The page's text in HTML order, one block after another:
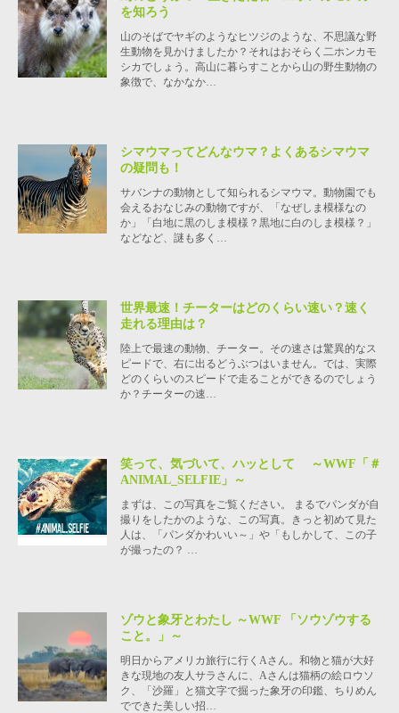
を知ろう
山のそばでヤギのようなヒツジのような、不思議な野
生動物を見かけましたか？それはおそらく二ホンカモ
シカでしょう。高山に暮らすことから山の野生動物の
象徴で、なかなか…
シマウマってどんなウマ？よくあるシマウマ
の疑問も！
サバンナの動物として知られるシマウマ。動物園でも
会えるおなじみの動物ですが、「なぜしま模様なの
か」「白地に黒のしま模様？黒地に白のしま模様？」
などなど、謎も多く…
世界最速！チーターはどのくらい速い？速く
走れる理由は？
陸上で最速の動物、チーター。その速さは驚異的なス
ピードで、右に出るどうぶつはいません。では、実際
どのくらいのスピードで走ることができるのでしょう
か？チーターの速…
笑って、気づいて、ハッとして ～WWF「＃
ANIMAL_SELFIE」～
まずは、この写真をご覧ください。 まるでパンダが自
撮りをしたかのような、この写真。きっと初めて見た
人は、「パンダかわいい～」や「もしかして、この子
が撮ったの？ …
ゾウと象牙とわたし ～WWF 「ソウゾウする
こと。」～
明日からアメリカ旅行に行くAさん。和物と猫が大好
きな現地の友人サラさんに、Aさんは猫柄の絵ロウソ
ク、「沙羅」と猫文字で掘った象牙の印鑑、ちりめん
でできた美しい招…